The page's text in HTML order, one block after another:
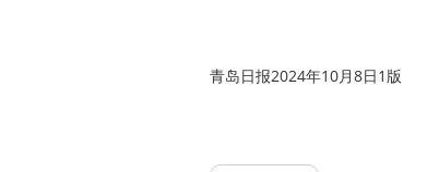
青岛日报2024年10月8日1版